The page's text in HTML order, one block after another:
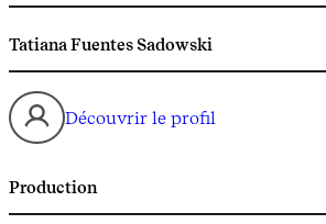
Tatiana Fuentes Sadowski
Découvrir le profil
Production